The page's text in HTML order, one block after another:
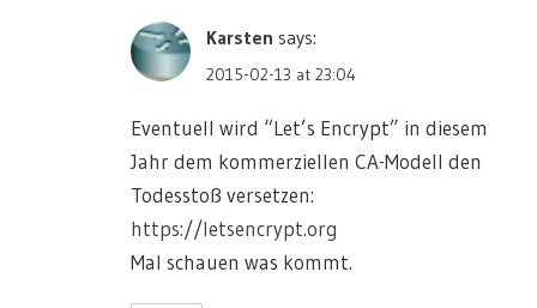
Karsten says:
2015-02-13 at 23:04
Eventuell wird “Let’s Encrypt” in diesem
Jahr dem kommerziellen CA-Modell den
Todesstoß versetzen:
https://letsencrypt.org
Mal schauen was kommt.